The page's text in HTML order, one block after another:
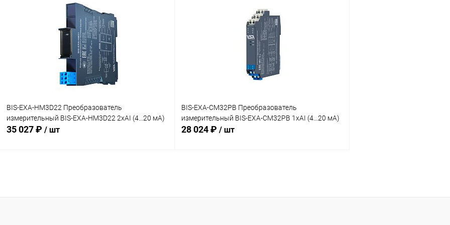
Сравнение
В наличии
BIS-EXA-HM3D22 Преобразователь
измерительный BIS-EXA-HM3D22 2хAI (4...20 мА)
35 027 ₽ / шт
Купить в 1 клик Сравнение
BIS-EXA-CM32PB Преобразователь
измерительный BIS-EXA-CM32PB 1хAI (4...20 мА)
28 024 ₽ / шт
Купить в 1 клик Сравнение